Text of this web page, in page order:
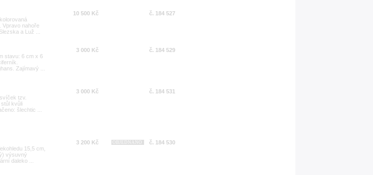
Vpravo nahoře
a Luž ...
10 500 Kč č. 184 527
stavu: 6 cm x 6
Zajímavý ...
3 000 Kč č. 184 529
tzv.
kvůli
šlechtic ...
3 000 Kč č. 184 531
15,5 cm,
výsuvný
daleko ...
3 200 Kč OBJEDNÁNO č. 184 530